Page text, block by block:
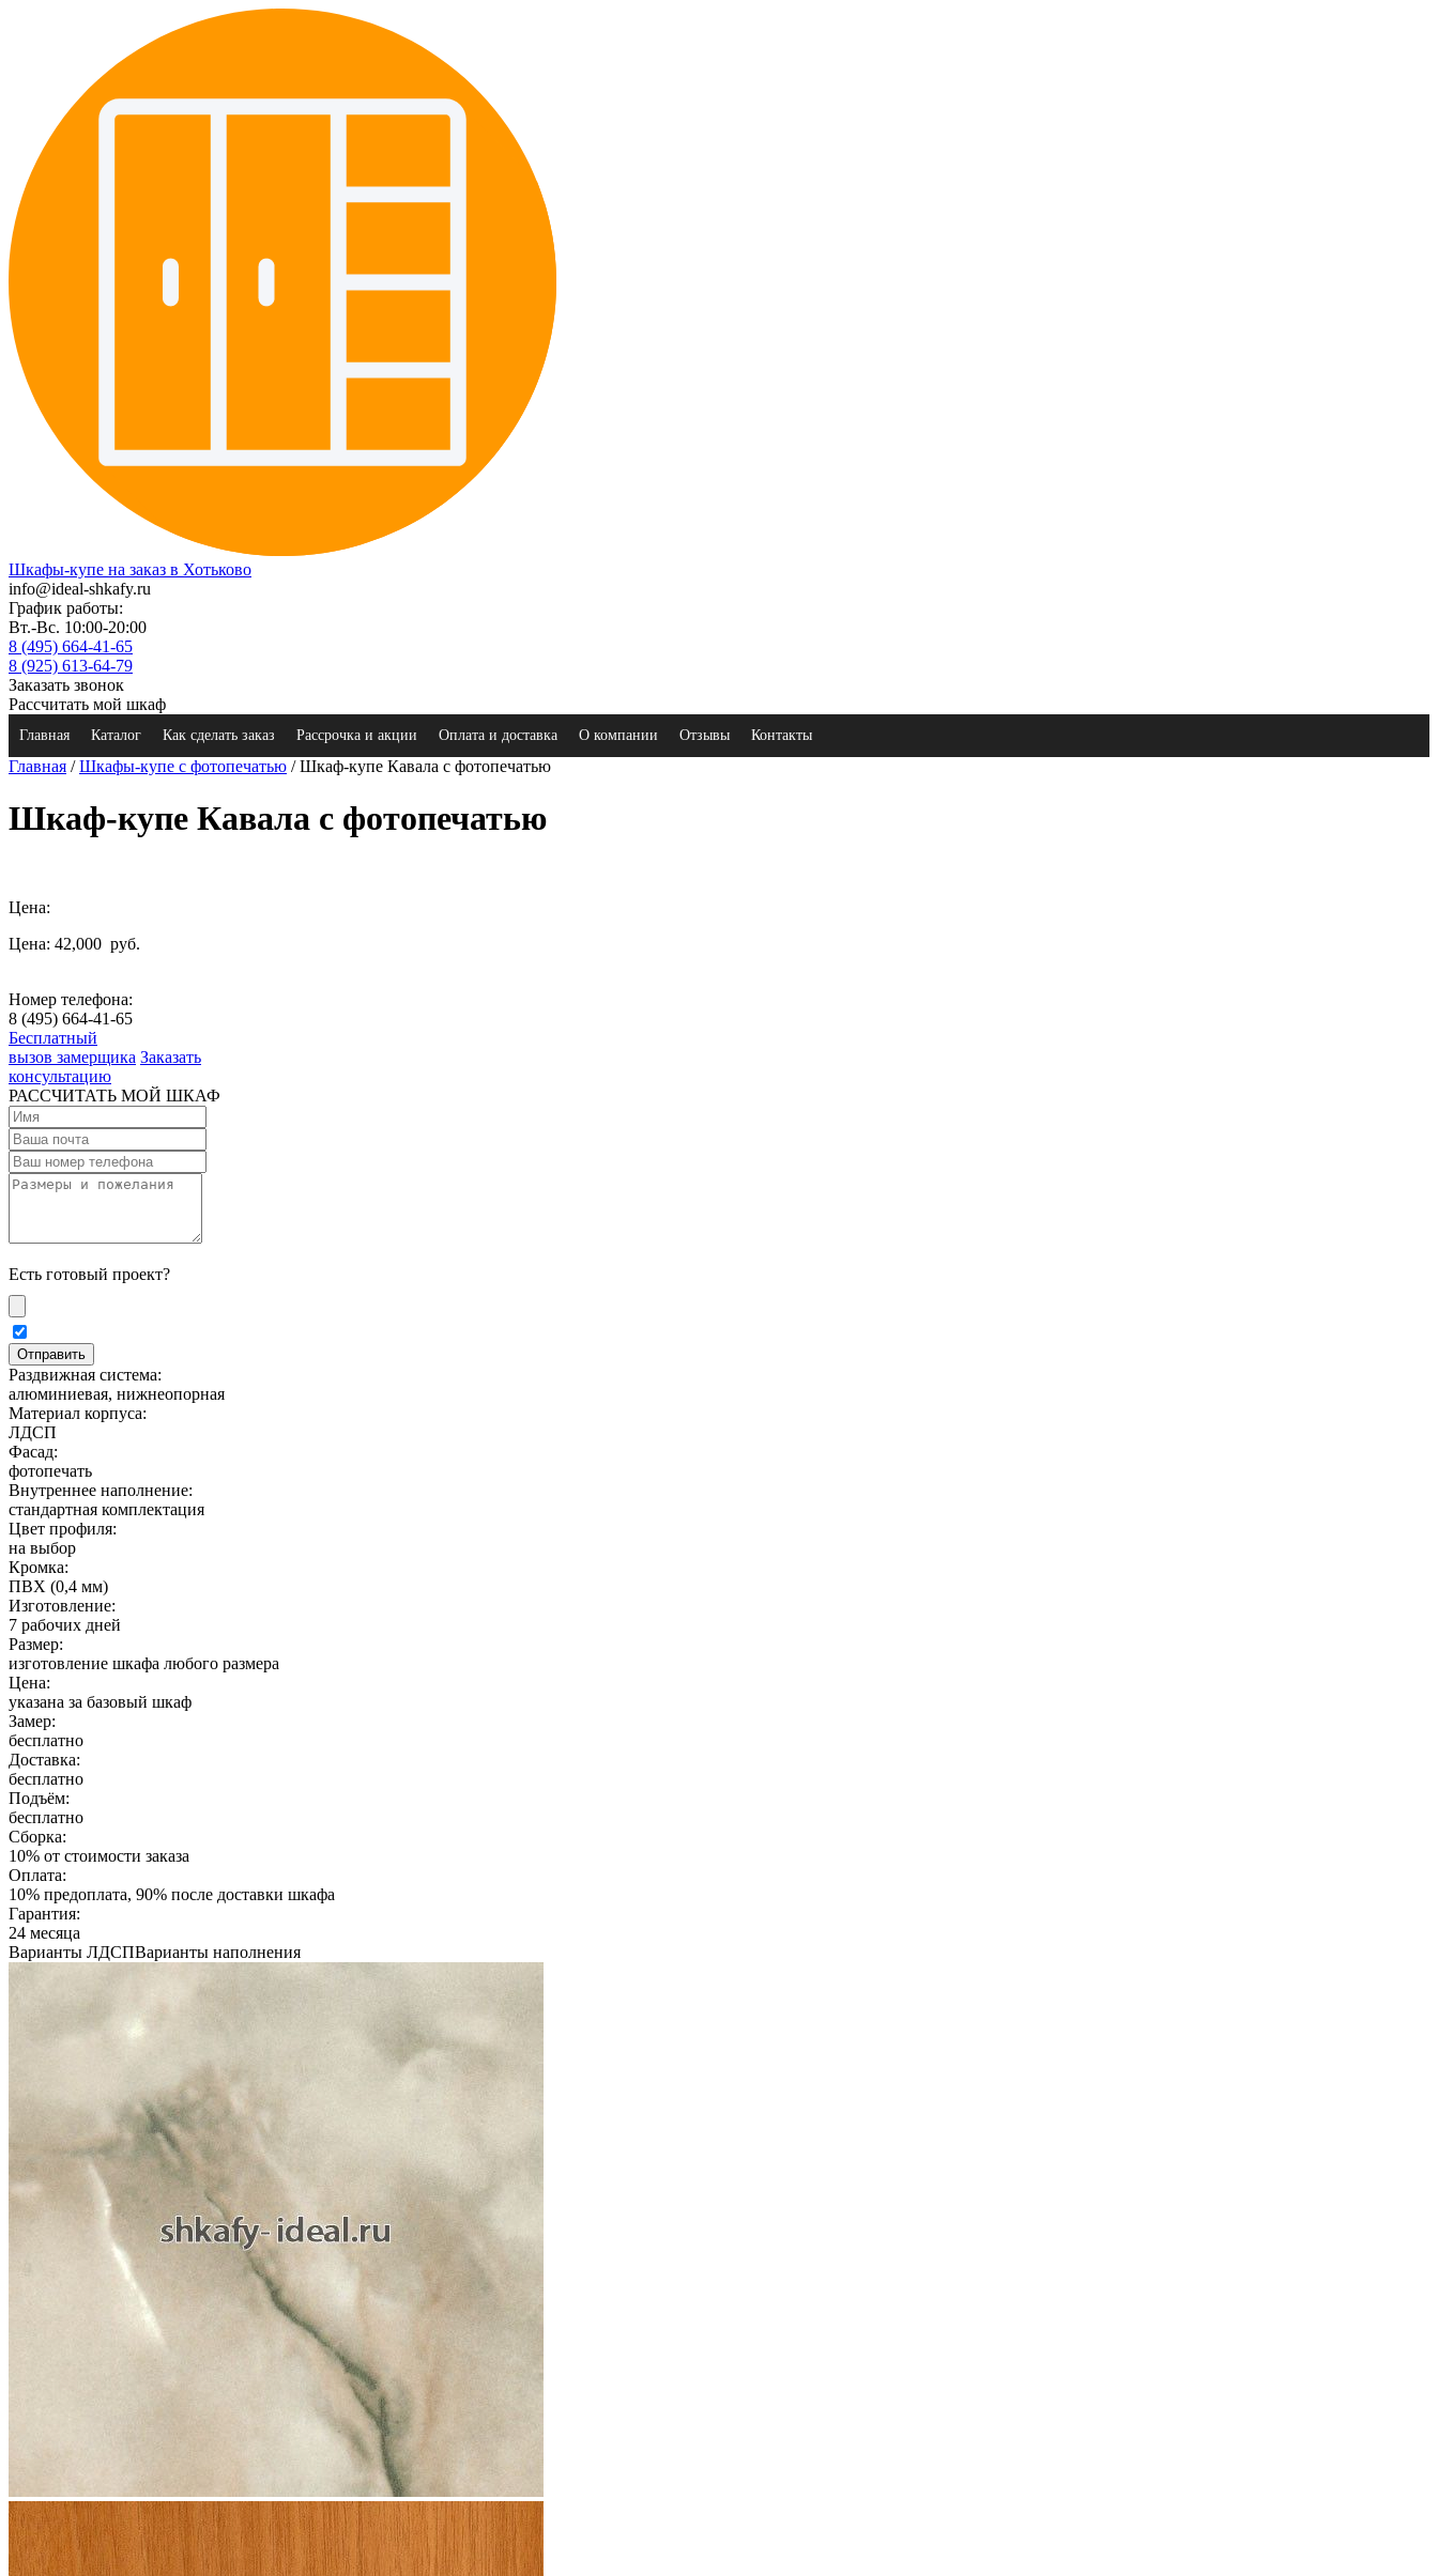
Шкафы-купе на заказ в Хотьково
info@ideal-shkafy.ru
График работы:
Вт.-Вс. 10:00-20:00
8 (495) 664-41-65
8 (925) 613-64-79
Заказать звонок
Рассчитать мой шкаф
Главная Каталог Как сделать заказ Рассрочка и акции Оплата и доставка О компании Отзывы Контакты
Главная /Шкафы-купе с фотопечатью / Шкаф-купе Кавала с фотопечатью
Шкаф-купе Кавала с фотопечатью
Цена:
Цена: 42,000 руб.
Номер телефона:
8 (495) 664-41-65
Бесплатный
вызов замерщика Заказать
консультацию
РАССЧИТАТЬ МОЙ ШКАФ
Есть готовый проект?
Раздвижная система:
алюминиевая, нижнеопорная
Материал корпуса:
ЛДСП
Фасад:
фотопечать
Внутреннее наполнение:
стандартная комплектация
Цвет профиля:
на выбор
Кромка:
ПВХ (0,4 мм)
Изготовление:
7 рабочих дней
Размер:
изготовление шкафа любого размера
Цена:
указана за базовый шкаф
Замер:
бесплатно
Доставка:
бесплатно
Подъём:
бесплатно
Сборка:
10% от стоимости заказа
Оплата:
10% предоплата, 90% после доставки шкафа
Гарантия:
24 месяца
Варианты ЛДСПВарианты наполнения